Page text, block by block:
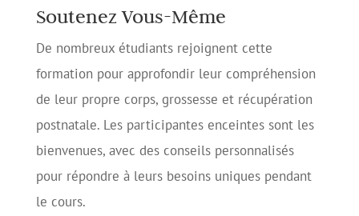
Soutenez Vous-Même
De nombreux étudiants rejoignent cette
formation pour approfondir leur compréhension
de leur propre corps, grossesse et récupération
postnatale. Les participantes enceintes sont les
bienvenues, avec des conseils personnalisés
pour répondre à leurs besoins uniques pendant
le cours.